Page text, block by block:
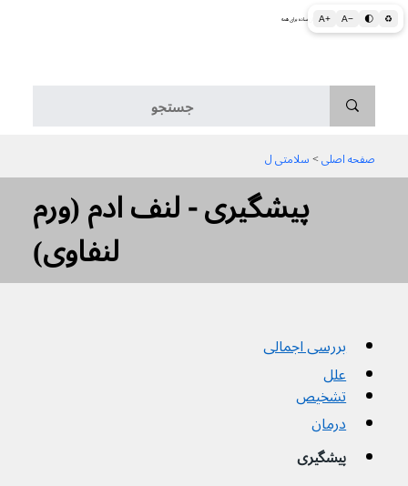
A+ A− 🌓 ♻ اطلاعات پزشکی و بهداشتی به زبان ساده برای همه
صفحه اصلی > سلامتی ل
پیشگیری - لنف ادم (ورم
لنفاوی)
بررسی اجمالی
علل
تشخیص
درمان
پیشگیری